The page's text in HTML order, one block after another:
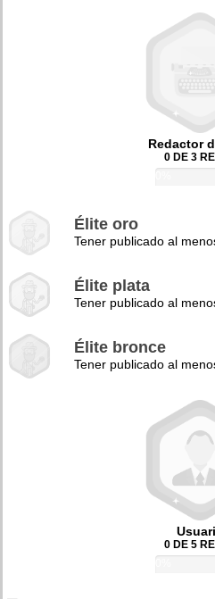
Redactor
0 DE 3
Élite oro
Tener publicado al
Élite plata
Tener publicado al
Élite bronce
Tener publicado al
0 DE 5